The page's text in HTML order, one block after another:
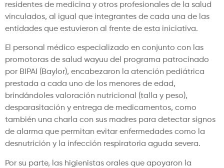
residentes de medicina y otros profesionales de la salud
vinculados, al igual que integrantes de cada una de las
entidades que estuvieron al frente de esta iniciativa.
El personal médico especializado en conjunto con las
promotoras de salud wayuu del programa patrocinado
por BIPAI (Baylor), encabezaron la atención pediátrica
prestada a cada uno de los menores de edad,
brindándoles valoración nutricional (talla y peso),
desparasitación y entrega de medicamentos, como
también una charla con sus madres para detectar signos
de alarma que permitan evitar enfermedades como la
desnutrición y la infección respiratoria aguda severa.
Por su parte, las higienistas orales que apoyaron la